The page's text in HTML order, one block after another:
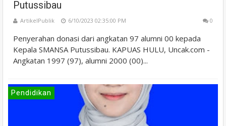
Putussibau
ArtikelPublik 6/10/2023 02:35:00 PM 0
Penyerahan donasi dari angkatan 97 alumni 00 kepada
Kepala SMANSA Putussibau. KAPUAS HULU, Uncak.com -
Angkatan 1997 (97), alumni 2000 (00)...
Pendidikan